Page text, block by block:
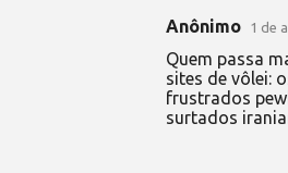
Anônimo
1 de
Quem passa
sites de vôlei:
frustrados
surtados